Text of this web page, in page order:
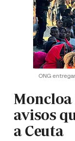
ONG
avisos
a Ceuta